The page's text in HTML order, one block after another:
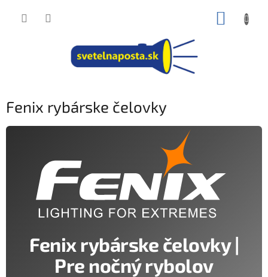
Fenix rybárske čelovky
Fenix rybárske čelovky |
Pre nočný rybolov